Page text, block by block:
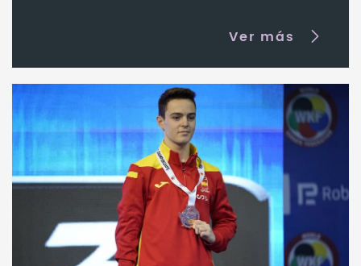
Ver más